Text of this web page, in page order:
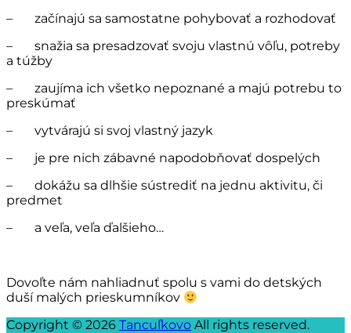
– začínajú sa samostatne pohybovať a rozhodovať
– snažia sa presadzovať svoju vlastnú vôľu, potreby
a túžby
– zaujíma ich všetko nepoznané a majú potrebu to
preskúmať
– vytvárajú si svoj vlastný jazyk
– je pre nich zábavné napodobňovať dospelých
– dokážu sa dlhšie sústrediť na jednu aktivitu, či
predmet
– a veľa, veľa ďalšieho…
Dovoľte nám nahliadnuť spolu s vami do detských
duší malých prieskumníkov
Copyright © 2026 Tancuľkovo All rights reserved.